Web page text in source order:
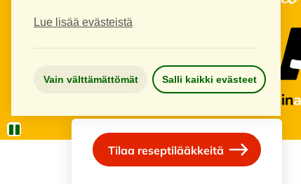
Lue lisää evästeistä
Vain välttämättömät Salli kaikki evästeet
Tilaa reseptilääkkeitä